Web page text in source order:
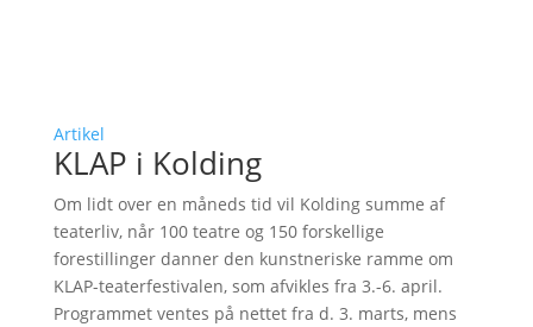
Artikel
KLAP i Kolding
Om lidt over en måneds tid vil Kolding summe af
teaterliv, når 100 teatre og 150 forskellige
forestillinger danner den kunstneriske ramme om
KLAP-teaterfestivalen, som afvikles fra 3.-6. april.
Programmet ventes på nettet fra d. 3. marts, mens